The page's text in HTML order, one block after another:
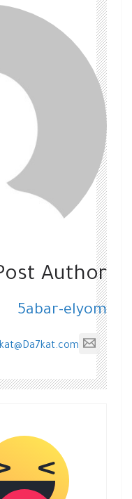
Author
5abar-elyom